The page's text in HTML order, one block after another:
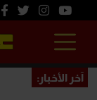
آخر الأخبار: